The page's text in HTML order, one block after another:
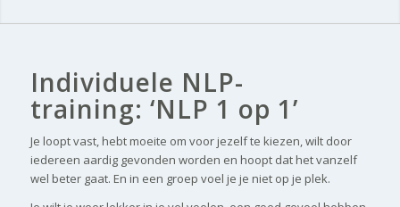
Individuele NLP-
training: ‘NLP 1 op 1’
Je loopt vast, hebt moeite om voor jezelf te kiezen, wilt door
iedereen aardig gevonden worden en hoopt dat het vanzelf
wel beter gaat. En in een groep voel je je niet op je plek.